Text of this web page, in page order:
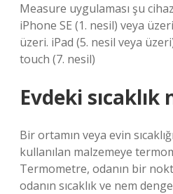
Measure uygulaması şu
iPhone SE (1. nesil) veya
üzeri. iPad (5. nesil veya
touch (7. nesil)
Evdeki sıcaklık
Bir ortamın veya evin
kullanılan malzemeye
Termometre, odanın bir
odanın sıcaklık ve nem